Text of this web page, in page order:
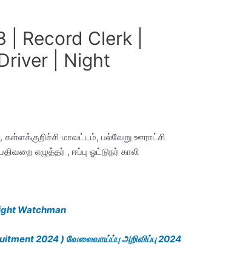
Record Clerk |
| Night
கள்ளக்குறிச்சி மாவட்டம், பல்வேறு ஊராட்சி
எழுத்தர் , ஈப்பு ஓட்டுநர் காலி
Watchman
2024 ) வேலைவாய்ப்பு அறிவிப்பு 2024